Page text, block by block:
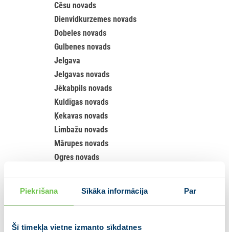
Piekrišana Sīkāka informācija Par
Šī tīmekļa vietne izmanto sīkdatnes
Cēsu novads
Dienvidkurzemes novads
Dobeles novads
Gulbenes novads
Jelgava
Jelgavas novads
Jēkabpils novads
Kuldīgas novads
Ķekavas novads
Limbažu novads
Mārupes novads
Ogres novads
Saulkrastu novads